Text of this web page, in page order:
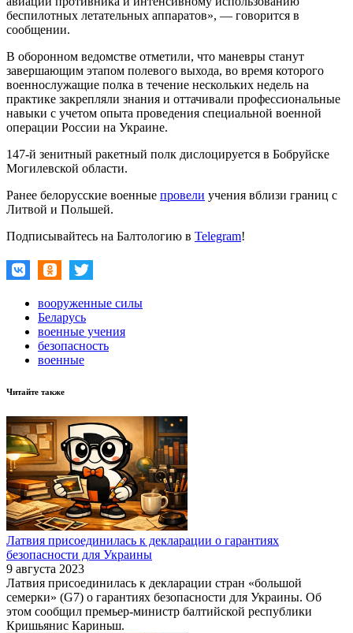
беспилотных летательных аппаратов», — говорится в
сообщении.
В оборонном ведомстве отметили, что маневры станут
завершающим этапом полевого выхода, во время которого
военнослужащие полка в течение нескольких недель на
практике закрепляли знания и оттачивали профессиональные
навыки с учетом опыта проведения специальной военной
операции России на Украине.
147-й зенитный ракетный полк дислоцируется в Бобруйске
Могилевской области.
Ранее белорусские военные провели учения вблизи границ с
Литвой и Польшей.
Подписывайтесь на Балтологию в Telegram!
вооруженные силы
Беларусь
военные учения
безопасность
военные
Читайте также
Латвия присоединилась к декларации о гарантиях
безопасности для Украины
9 августа 2023
Латвия присоединилась к декларации стран «большой
семерки» (G7) о гарантиях безопасности для Украины. Об
этом сообщил премьер-министр балтийской республики
Кришьянис Кариньш.